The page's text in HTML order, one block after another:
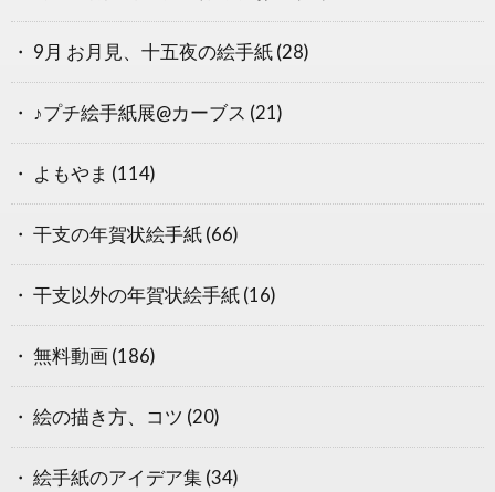
9月 お月見、十五夜の絵手紙 (28)
♪プチ絵手紙展@カーブス (21)
よもやま (114)
干支の年賀状絵手紙 (66)
干支以外の年賀状絵手紙 (16)
無料動画 (186)
絵の描き方、コツ (20)
絵手紙のアイデア集 (34)